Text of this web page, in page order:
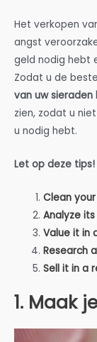
Het verkopen
angst
geld nodig hebt
Zodat u de
van uw sieraden
zien, zodat u
u nodig hebt.
Let op deze tips!
Clean
Analyze
Value it in
Research
Sell it in a
1. Maak